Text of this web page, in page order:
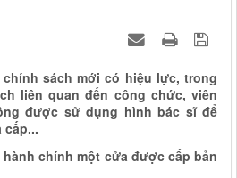
chính sách mới có hiệu lực, trong
liên quan đến công chức, viên
được sử dụng hình bác sĩ để
cấp...
hành chính một cửa được cấp bản